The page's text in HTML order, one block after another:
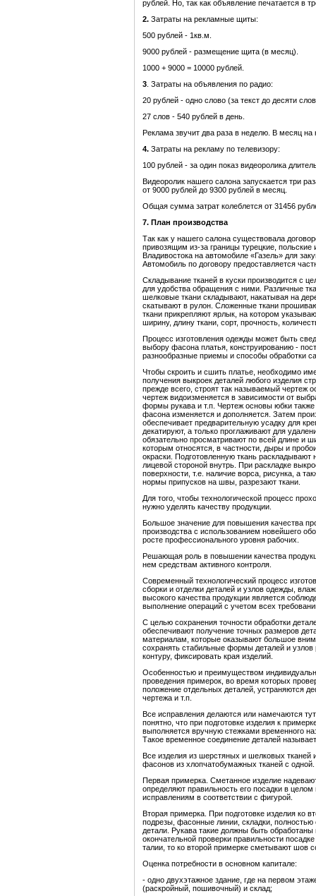
рублей. Но, так как объявление печатается в
2. Затраты на рекламные щиты:
500 рублей - 1кв.м.
9000 рублей - размещение щита (в месяц).
1000 + 9000 = 10000 рублей.
3 . Затраты на объявления по радио:
20 рублей - одно слово (за текст до десяти
27 слов - 540 рублей в день.
Реклама звучит два раза в неделю. В месяц на
4. Затраты на рекламу по телевизору:
100 рублей - за один показ видеоролика
Видеоролик нашего салона запускается три
от 9000 рублей до 9300 рублей в месяц.
Общая сумма затрат колеблется от 31456
7. План производства
Так как у нашего салона существовала
привозящим из-за границы турецкие,
Владивостока на автомобиле «Газель» для
Автомобиль по договору предоставляется
Складывание тканей в куски производится с
для удобства обращения с ними. Различные
шелковые ткани складывают, накатывая на
скатывают в рулон. Сложенные ткани
ткани прикрепляют ярлык, на котором
ширину, длину ткани, сорт, прочность,
Процесс изготовления одежды может быть
выбору фасона платья, конструированию -
разнообразные приемы и способы обработки
Чтобы скроить и сшить платье, необходимо
получения выкроек деталей любого изделия
прежде всего, строят так называемый чертеж
чертеж видоизменяется в зависимости от
формы рукава и т.п. Чертеж основы юбки
фасона изменяется и дополняется. Затем
обеспечивает предварительную усадку для
декатируют, а только проглаживают для
обязательно просматривают по всей длине и
которым относятся, в частности, дыры и
окраски. Подготовленную ткань раскладывают
лицевой стороной внутрь. При раскладке
поверхности, т.е. наличие ворса, рисунка, а
нормы припусков на швы, разрезают ткани.
Для того, чтобы технологической процесс
нужно уделять качеству продукции.
Большое значение для повышения качества
производства с использованием новейшего
росте профессионального уровня рабочих.
Решающая роль в повышении качества
нем средствам активного контроля.
Современный технологический процесс
сборки и отделки деталей и узлов одежды,
высокого качества продукции является
выполнение операций с учетом всех
С целью сохранения точности обработки
обеспечивают получение точных размеров
материалам, которые оказывают большое
сохранять стабильные формы деталей и
контуру, фиксировать края изделий.
Особенностью и преимуществом
проведения примерок, во время которых
положение отдельных деталей, устраняются
чертежа и т.п.
Все исправления делаются или намечаются
понятно, что при подготовке изделия к
выполняется вручную стежками временного
Такое временное соединение деталей
Все изделия из шерстяных и шелковых тканей
фасонов из хлопчатобумажных тканей с одной.
Первая примерка. Сметанное изделие
определяют правильность его посадки в
исправлениям в соответствии с фигурой.
Вторая примерка. При подготовке изделия ко
подрезы, фасонные линии, складки,
детали. Рукава такие должны быть
окончательной проверки правильности
талии, то ко второй примерке сметывают шов
Оценка потребности в основном капитале:
- одно двухэтажное здание, где на первом
(раскройный, пошивочный) и склад;